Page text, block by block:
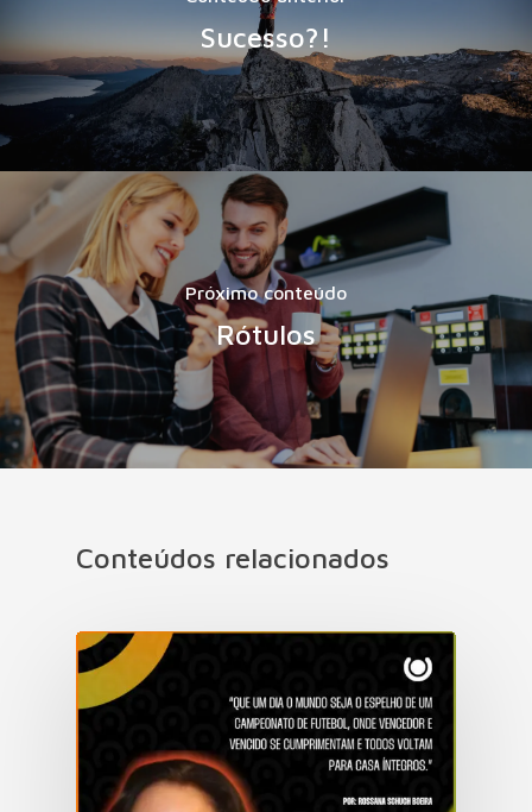
Sucesso?!
Próximo conteúdo
Rótulos
Conteúdos relacionados